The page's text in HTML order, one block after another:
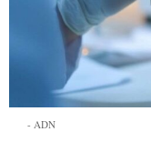
ADN